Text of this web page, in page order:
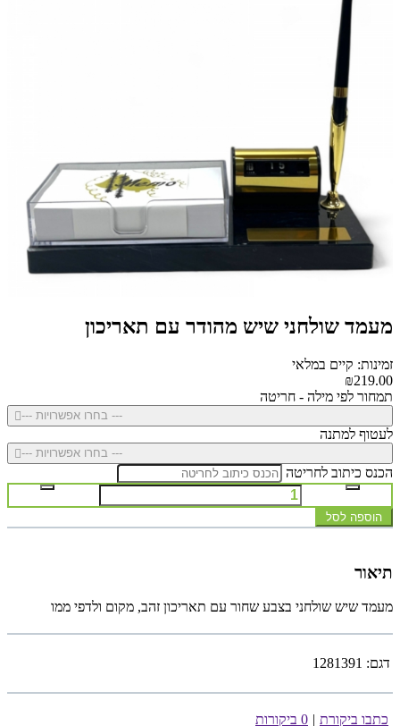
מעמד שולחני שיש מהודר עם תאריכון
זמינות: קיים במלאי
₪219.00
תמחור לפי מילה - חריטה
--- בחרו אפשרויות ---
לעטוף למתנה
--- בחרו אפשרויות ---
הכנס כיתוב לחריטה
הוספה לסל
תיאור
מעמד שיש שולחני בצבע שחור עם תאריכון זהב, מקום ולדפי ממו
דגם: 1281391
כתבו ביקורת | 0 ביקורות